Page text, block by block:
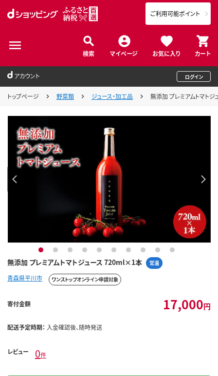
検索 マイページ お気に入り カート
ご利用可能ポイント
アカウント ログイン
トップページ 野菜類 ジュース・加工品 無添加 プレミアムトマト
無添加 プレミアムトマトジュース 720ml×1本 常温
1 2 3 4 5 6 7 8 9 10
青森県平川市 ワンストップオンライン申請対象
寄付金額 17,000円
配送予定時期： 入金確認後、随時発送
レビュー 0件